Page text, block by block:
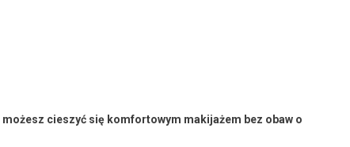
możesz cieszyć się komfortowym makijażem bez obaw o